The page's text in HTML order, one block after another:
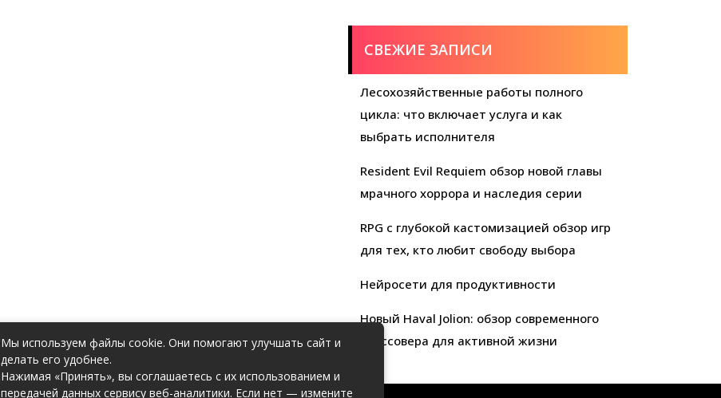
СВЕЖИЕ ЗАПИСИ
Лесохозяйственные работы полного
цикла: что включает услуга и как
выбрать исполнителя
Resident Evil Requiem обзор новой главы
мрачного хоррора и наследия серии
RPG с глубокой кастомизацией обзор игр
для тех, кто любит свободу выбора
Нейросети для продуктивности
Новый Haval Jolion: обзор современного
кроссовера для активной жизни
Мы используем файлы cookie. Они помогают улучшать сайт и
делать его удобнее.
Нажимая «Принять», вы соглашаетесь с их использованием и
передачей данных сервису веб-аналитики. Если нет — измените